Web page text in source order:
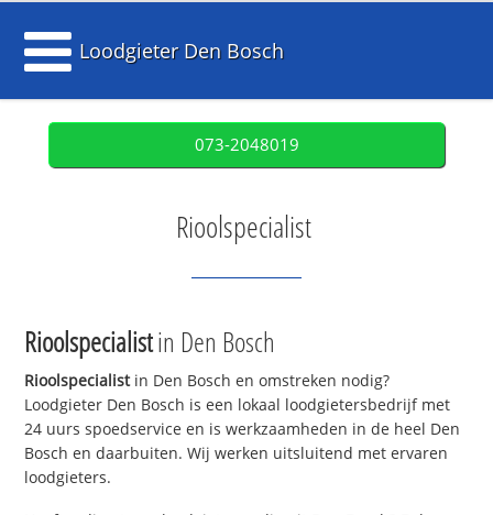
Loodgieter Den Bosch
073-2048019
Rioolspecialist
Rioolspecialistin Den Bosch
Rioolspecialistin Den Bosch en omstreken nodig?
Loodgieter Den Bosch is een lokaal loodgietersbedrijf met
24 uurs spoedservice en is werkzaamheden in de heel Den
Bosch en daarbuiten. Wij werken uitsluitend met ervaren
loodgieters.